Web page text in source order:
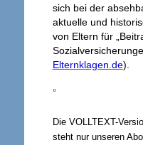
sich bei der
aktuelle und
von Eltern für
Elternklagen.de).
°
Die VOLLTEXT-
steht nur unseren